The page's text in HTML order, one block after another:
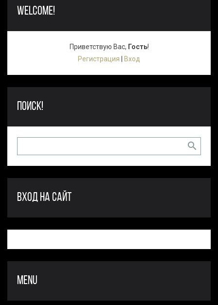
WELCOME!
Приветствую Вас, Гость!
Регистрация
Вход
ПОИСК!
ВХОД НА САЙТ
MENU